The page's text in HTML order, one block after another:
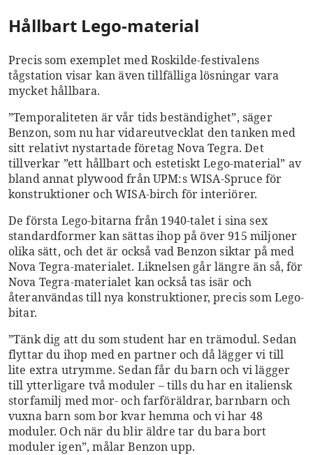
Hållbart Lego-material
Precis som exemplet med Roskilde-festivalens
tågstation visar kan även tillfälliga lösningar vara
mycket hållbara.
”Temporaliteten är vår tids beständighet”, säger
Benzon, som nu har vidareutvecklat den tanken med
sitt relativt nystartade företag Nova Tegra. Det
tillverkar ”ett hållbart och estetiskt Lego-material” av
bland annat plywood från UPM:s WISA-Spruce för
konstruktioner och WISA-birch för interiörer.
De första Lego-bitarna från 1940-talet i sina sex
standardformer kan sättas ihop på över 915 miljoner
olika sätt, och det är också vad Benzon siktar på med
Nova Tegra-materialet. Liknelsen går längre än så, för
Nova Tegra-materialet kan också tas isär och
återanvändas till nya konstruktioner, precis som Lego-
bitar.
”Tänk dig att du som student har en trämodul. Sedan
flyttar du ihop med en partner och då lägger vi till
lite extra utrymme. Sedan får du barn och vi lägger
till ytterligare två moduler – tills du har en italiensk
storfamilj med mor- och farföräldrar, barnbarn och
vuxna barn som bor kvar hemma och vi har 48
moduler. Och när du blir äldre tar du bara bort
moduler igen”, målar Benzon upp.